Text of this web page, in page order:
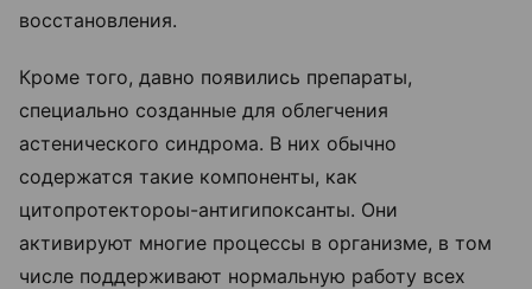
восстановления.
Кроме того, давно появились препараты,
специально созданные для облегчения
астенического синдрома. В них обычно
содержатся такие компоненты, как
цитопротектороы-антигипоксанты. Они
активируют многие процессы в организме, в том
числе поддерживают нормальную работу всех